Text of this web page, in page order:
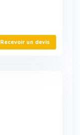
Recevoir un devis